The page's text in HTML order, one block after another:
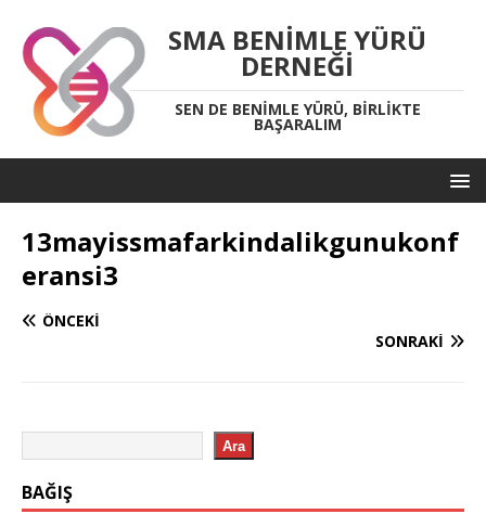
SMA BENIMLE YÜRÜ
DERNEĞI
SEN DE BENIMLE YÜRÜ, BIRLIKTE
BAŞARALIM
13mayissmafarkindalikgunukonf
eransi3
ÖNCEKI
SONRAKI
Ara
BAĞIŞ